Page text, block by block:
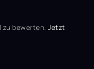
zu bewerten. Jetzt